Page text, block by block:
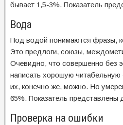
бывает 1,5-3%. Показатель
Вода
Под водой понимаются фразы,
Это предлоги, союзы,
Очевидно, что совершенно без
написать хорошую читабельную
их, конечно же, можно. Но
65%. Показатель представлены
Проверка на ошибки